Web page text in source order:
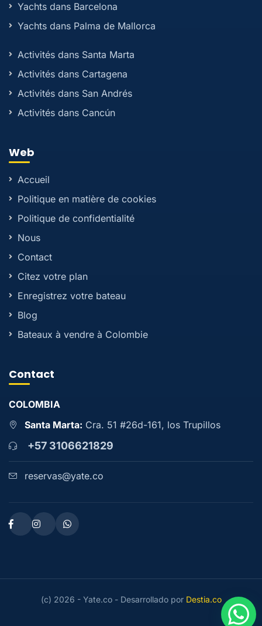
Yachts dans Barcelona
Yachts dans Palma de Mallorca
Activités dans Santa Marta
Activités dans Cartagena
Activités dans San Andrés
Activités dans Cancún
Web
Accueil
Politique en matière de cookies
Politique de confidentialité
Nous
Contact
Citez votre plan
Enregistrez votre bateau
Blog
Bateaux à vendre à Colombie
Contact
COLOMBIA
Santa Marta: Cra. 51 #26d-161, los Trupillos
+57 3106621829
reservas@yate.co
(c) 2026 - Yate.co - Desarrollado por Destia.co